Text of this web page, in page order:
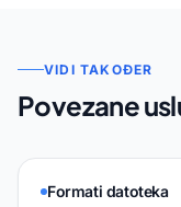
VIDI TAKOĐER
Povezane
Formati datoteka